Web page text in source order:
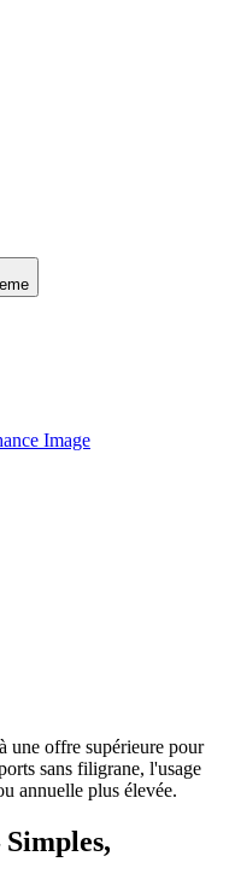
Image
une offre supérieure pour
sans filigrane, l'usage
annuelle plus élevée.